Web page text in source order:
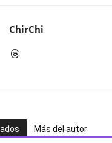
ChirChi
Más del autor